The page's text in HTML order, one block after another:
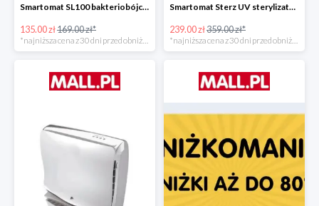
Smartomat SL100 bakteriobójcza lampa UV -20%
135.00 zł169.00 zł*
Smartomat Sterz UV sterylizator -33%
239.00 zł359.00 zł*